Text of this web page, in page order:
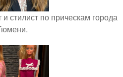
стилист по прическам города